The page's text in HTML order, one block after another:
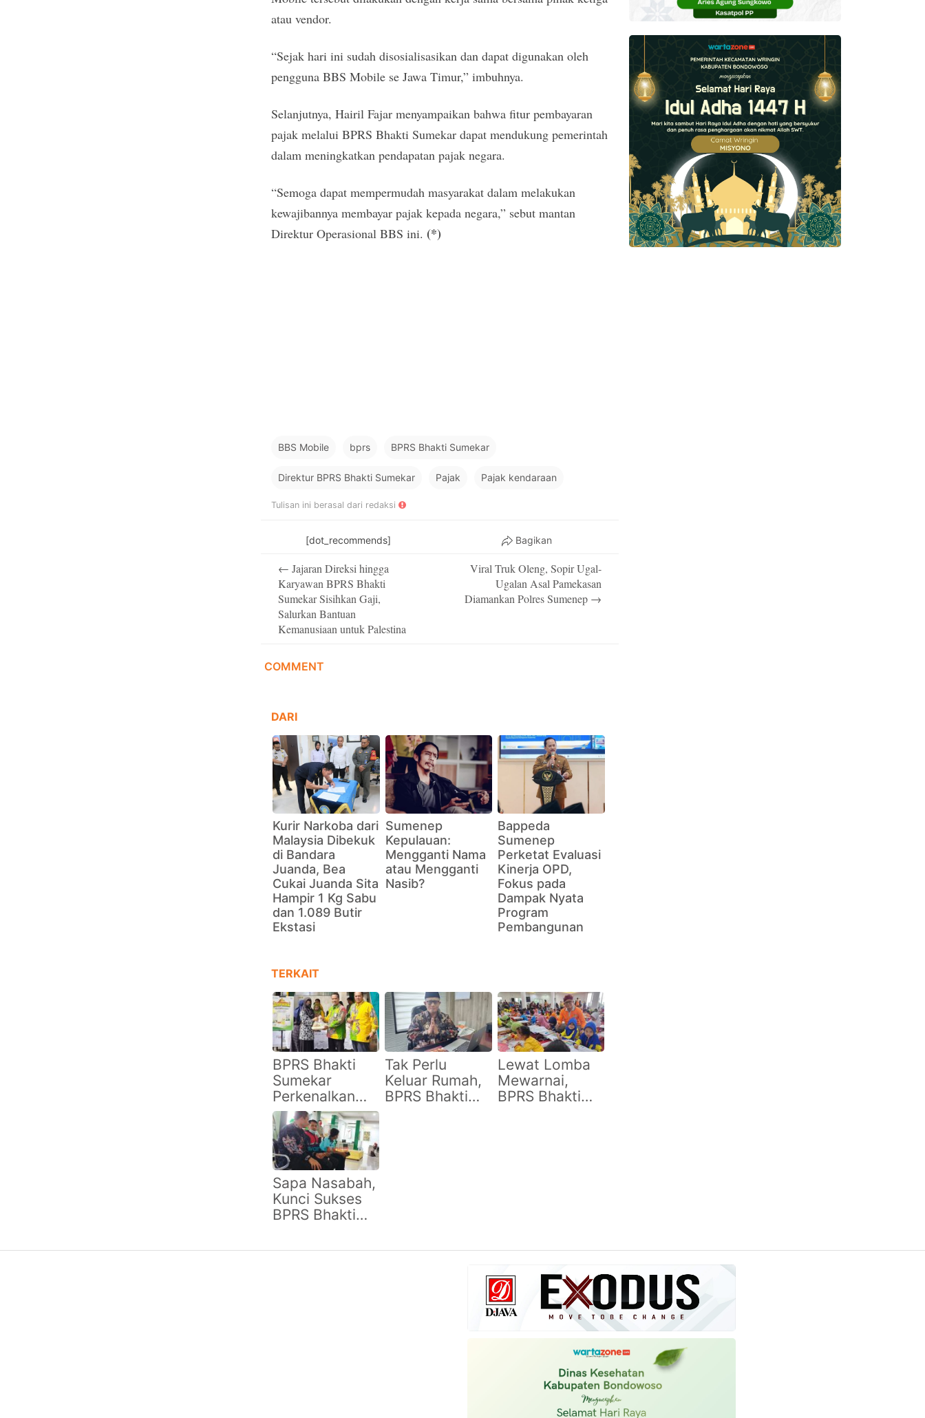
atau vendor.
“Sejak hari ini sudah disosialisasikan dan dapat digunakan oleh
pengguna BBS Mobile se Jawa Timur,” imbuhnya.
Selanjutnya, Hairil Fajar menyampaikan bahwa fitur pembayaran
pajak melalui BPRS Bhakti Sumekar dapat mendukung pemerintah
dalam meningkatkan pendapatan pajak negara.
“Semoga dapat mempermudah masyarakat dalam melakukan
kewajibannya membayar pajak kepada negara,” sebut mantan
Direktur Operasional BBS ini. (*)
BBS Mobile bprs BPRS Bhakti Sumekar
Direktur BPRS Bhakti Sumekar Pajak Pajak kendaraan
Tulisan ini berasal dari redaksi
[dot_recommends] Bagikan
navigation
← Jajaran Direksi hingga
Karyawan BPRS Bhakti
Sumekar Sisihkan Gaji,
Salurkan Bantuan
Kemanusiaan untuk Palestina
Viral Truk Oleng, Sopir Ugal-
Ugalan Asal Pamekasan
Diamankan Polres Sumenep →
COMMENT
DARI
Kurir Narkoba dari
Malaysia Dibekuk
di Bandara
Juanda, Bea
Cukai Juanda Sita
Hampir 1 Kg Sabu
dan 1.089 Butir
Ekstasi
Sumenep
Kepulauan:
Mengganti Nama
atau Mengganti
Nasib?
Bappeda
Sumenep
Perketat Evaluasi
Kinerja OPD,
Fokus pada
Dampak Nyata
Program
Pembangunan
TERKAIT
BPRS Bhakti
Sumekar
Perkenalkan
Kemudahan
Layanan
Keuangan
Digital saat
Bazar Murah
Ramadan
Tak Perlu
Keluar Rumah,
BPRS Bhakti
Lewat Lomba
Mewarnai,
BPRS Bhakti
Sapa Nasabah,
Kunci Sukses
BPRS Bhakti
dengan